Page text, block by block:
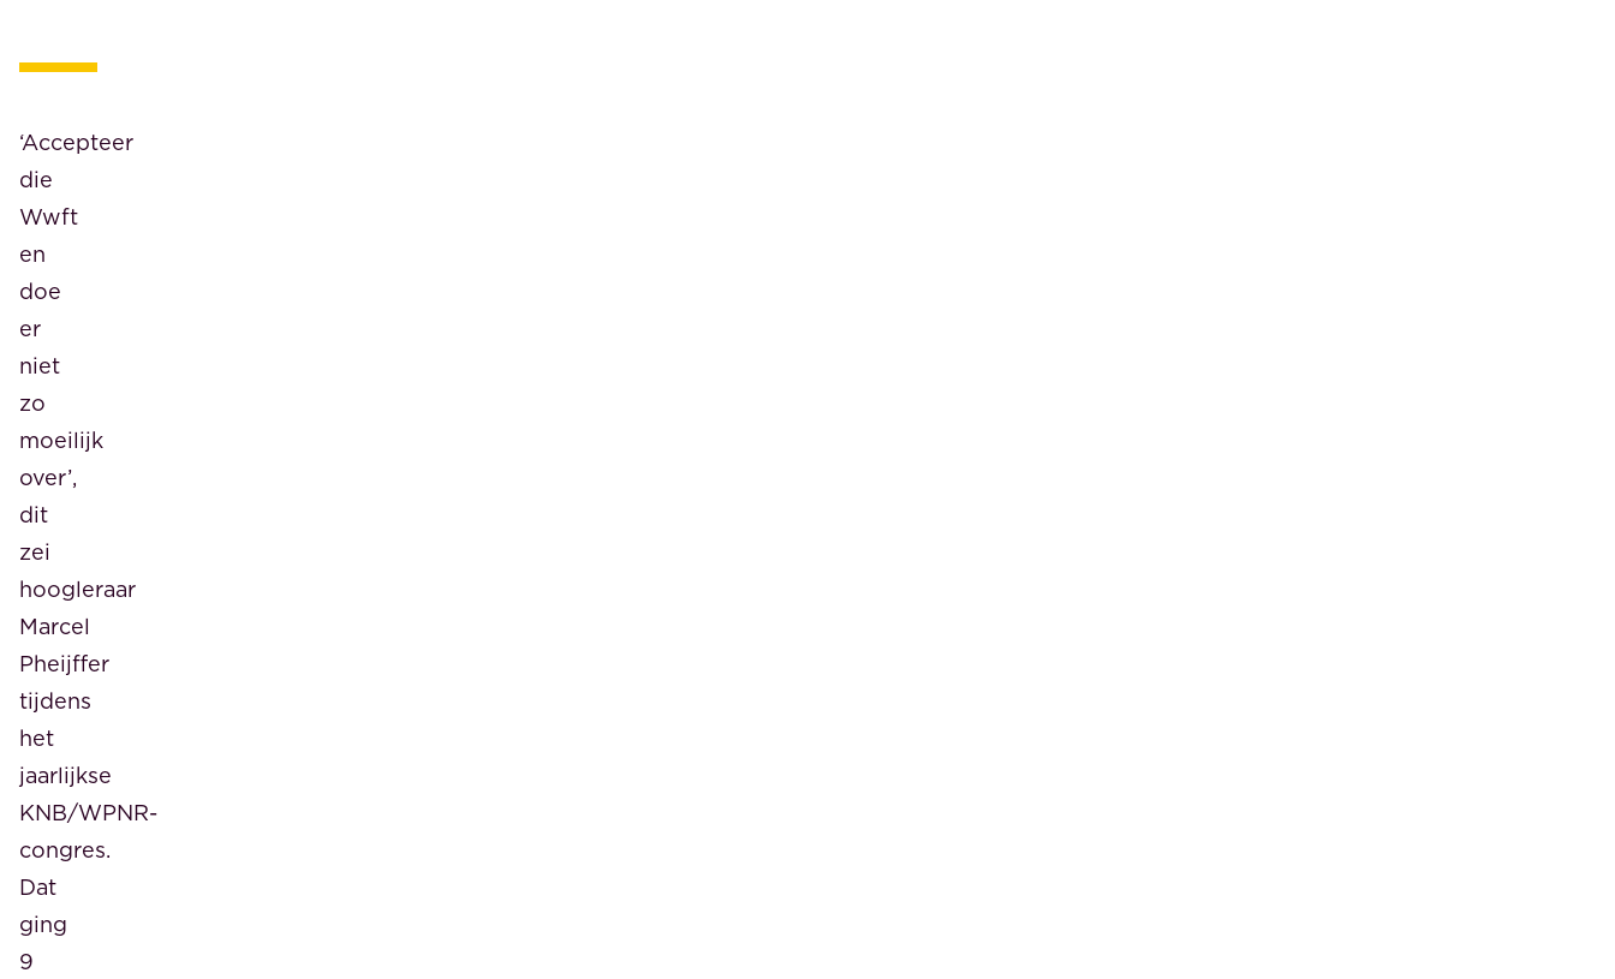
‘Accepteer
die
Wwft
en
doe
er
niet
zo
moeilijk
over’,
dit
zei
hoogleraar
Marcel
Pheijffer
tijdens
het
jaarlijkse
KNB/WPNR-
congres.
Dat
ging
9